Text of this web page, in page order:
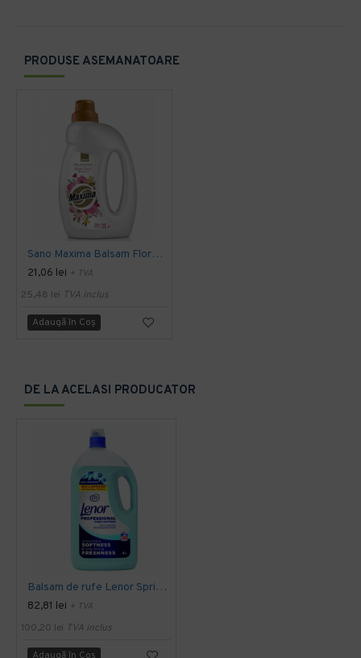
PRODUSE ASEMANATOARE
Sano Maxima Balsam Floral Touch, 2L
21,06 lei + TVA
25,48 lei TVA inclus
Adaugă în Coş
DE LA ACELASI PRODUCATOR
Balsam de rufe Lenor Spring, 4 l
82,81 lei + TVA
100,20 lei TVA inclus
Adaugă în Coş